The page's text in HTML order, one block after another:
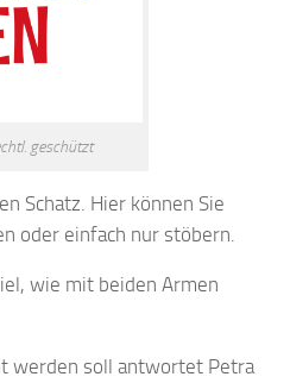
geschützt
Schatz. Hier können Sie
oder einfach nur stöbern.
wie mit beiden Armen
werden soll antwortet Petra